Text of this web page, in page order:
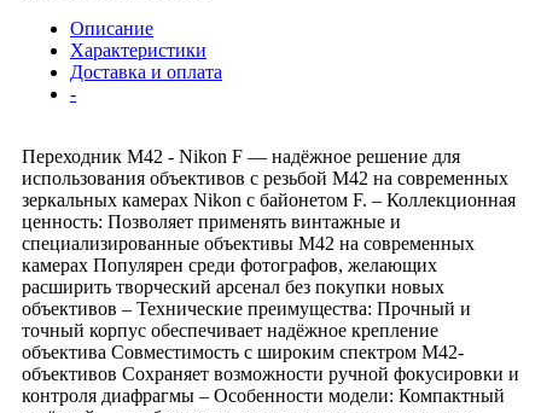
Описание
Характеристики
Доставка и оплата
-
Переходник M42 - Nikon F — надёжное решение для
использования объективов с резьбой M42 на современных
зеркальных камерах Nikon с байонетом F. – Коллекционная
ценность: Позволяет применять винтажные и
специализированные объективы M42 на современных
камерах Популярен среди фотографов, желающих
расширить творческий арсенал без покупки новых
объективов – Технические преимущества: Прочный и
точный корпус обеспечивает надёжное крепление
объектива Совместимость с широким спектром M42-
объективов Сохраняет возможности ручной фокусировки и
контроля диафрагмы – Особенности модели: Компактный